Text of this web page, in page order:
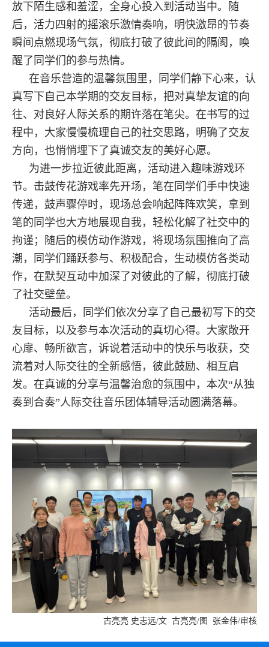
放下陌生感和羞涩，全身心投入到活动当中。随
后，活力四射的摇滚乐激情奏响，明快激昂的节奏
瞬间点燃现场气氛，彻底打破了彼此间的隔阂，唤
醒了同学们的参与热情。
在音乐营造的温馨氛围里，同学们静下心来，认
真写下自己本学期的交友目标，把对真挚友谊的向
往、对良好人际关系的期许落在笔尖。在书写的过
程中，大家慢慢梳理自己的社交思路，明确了交友
方向，也悄悄埋下了真诚交友的美好心愿。
为进一步拉近彼此距离，活动进入趣味游戏环
节。击鼓传花游戏率先开场，笔在同学们手中快速
传递，鼓声骤停时，现场总会响起阵阵欢笑，拿到
笔的同学也大方地展现自我，轻松化解了社交中的
拘谨；随后的模仿动作游戏，将现场氛围推向了高
潮，同学们踊跃参与、积极配合，生动模仿各类动
作，在默契互动中加深了对彼此的了解，彻底打破
了社交壁垒。
活动最后，同学们依次分享了自己最初写下的交
友目标，以及参与本次活动的真切心得。大家敞开
心扉、畅所欲言，诉说着活动中的快乐与收获，交
流着对人际交往的全新感悟，彼此鼓励、相互启
发。在真诚的分享与温馨治愈的氛围中，本次“从独
奏到合奏”人际交往音乐团体辅导活动圆满落幕。
古亮亮 史志远/文 古亮亮/图 张金伟/审核